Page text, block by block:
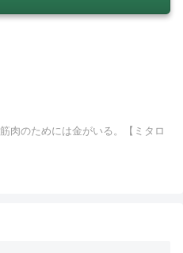
筋肉のためには金がいる。【ミタロ